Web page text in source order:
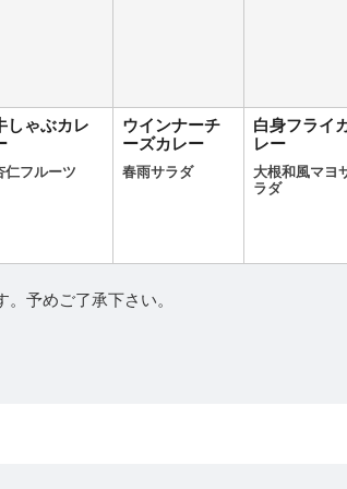
しゃぶカレ
仁フルーツ
ウインナーチ
ーズカレー
春雨サラダ
白身フライ
レー
大根和風マヨ
ラダ
予めご了承下さい。